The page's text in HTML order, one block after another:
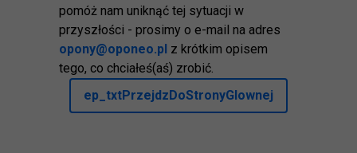
pomóż nam uniknąć tej sytuacji w
przyszłości - prosimy o e-mail na adres
opony@oponeo.pl z krótkim opisem
tego, co chciałeś(aś) zrobić.
ep_txtPrzejdzDoStronyGlownej